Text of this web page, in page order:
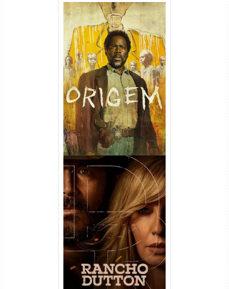
Origem 4ª Temporada Torrent
(2026) WEB-DL 1080p/4K
Dual Áudio
Rancho Dutton 1ª
Temporada Torrent (2026)
WEB-DL 1080p Dual Áudio